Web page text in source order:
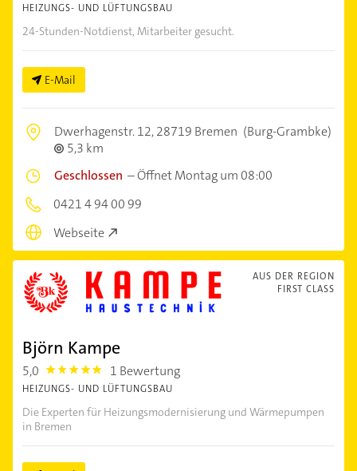
HEIZUNGS- UND LÜFTUNGSBAU
24-Stunden-Notdienst, Mitarbeiter gesucht.
E-Mail
Dwerhagenstr. 12,28719 Bremen (Burg-Grambke)
5,3 km
Geschlossen –Öffnet Montag um 08:00
0421 4 94 00 99
Webseite
AUS DER REGION
FIRST CLASS
Björn Kampe
5,0 5.0 1 Bewertung
HEIZUNGS- UND LÜFTUNGSBAU
Die Experten für Heizungsmodernisierung und Wärmepumpen
in Bremen